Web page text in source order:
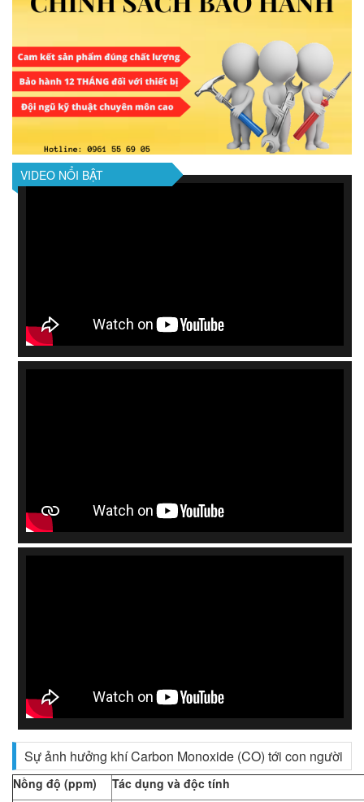
VIDEO NỔI BẬT
Sự ảnh hưởng khí Carbon Monoxide (CO) tới con người
Nồng độ (ppm)
Tác dụng và độc tính